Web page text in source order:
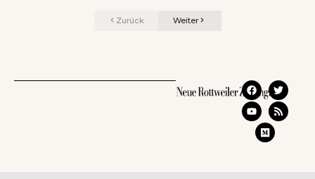
Zurück Weiter